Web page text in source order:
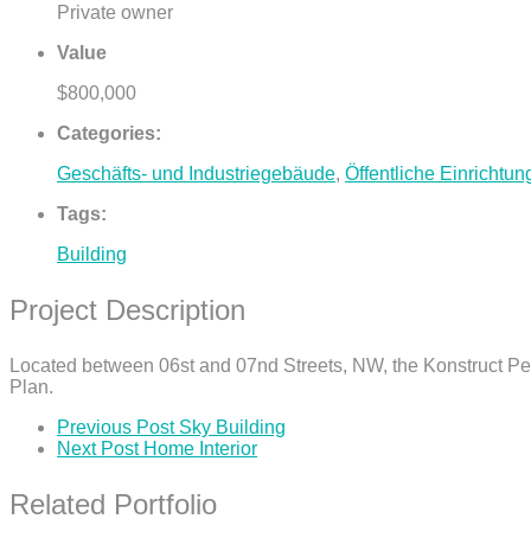
Private owner
Value
$800,000
Categories:
Geschäfts- und Industriegebäude, Öffentliche
Tags:
Building
Project Description
Located between 06st and 07nd Streets, NW, the Konstruct
Plan.
Previous PostSky Building
Next PostHome Interior
Related Portfolio